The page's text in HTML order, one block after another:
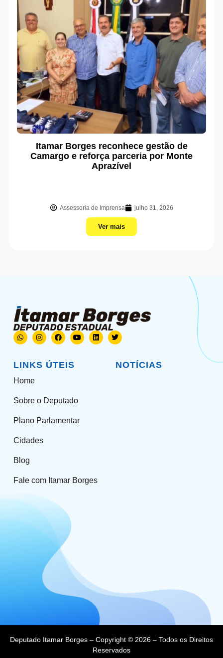
Itamar Borges reconhece gestão de
Camargo e reforça parceria por Monte
Aprazível
Assessoria de Imprensa julho 31, 2026
Ver mais
LINKS ÚTEIS
Home
Sobre o Deputado
Plano Parlamentar
Cidades
Blog
Fale com Itamar Borges
NOTÍCIAS
Deputado Itamar Borges – Copyright © 2026 – Todos os Direitos
Reservados